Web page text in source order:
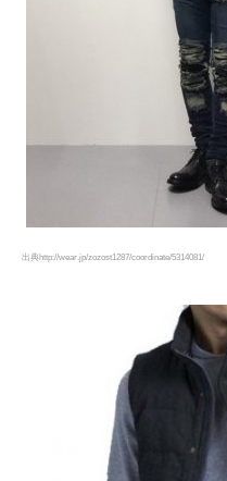
出典http://wear.jp/zozost1287/coordinate/5314081/